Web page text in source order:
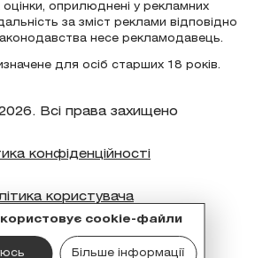
cookie-файли
Більше інформації
оприлюднені у рекламних
за зміст реклами відповідно
несе рекламодавець.
для осіб старших 18 років.
Всі права захищено
конфіденційності
користувача
Політика cookie